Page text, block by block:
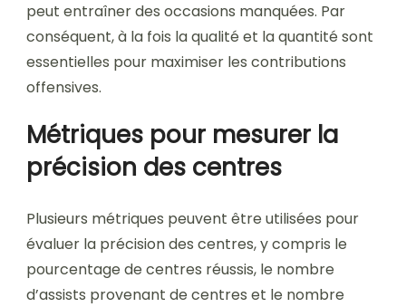
peut entraîner des occasions manquées. Par
conséquent, à la fois la qualité et la quantité sont
essentielles pour maximiser les contributions
offensives.
Métriques pour mesurer la
précision des centres
Plusieurs métriques peuvent être utilisées pour
évaluer la précision des centres, y compris le
pourcentage de centres réussis, le nombre
d’assists provenant de centres et le nombre